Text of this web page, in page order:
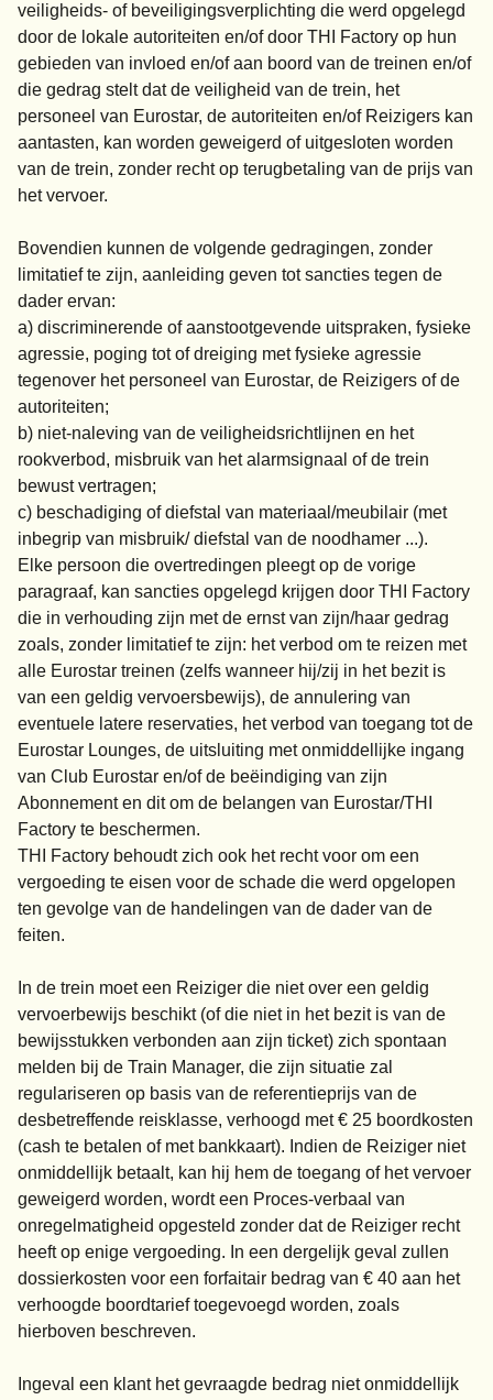
veiligheids- of beveiligingsverplichting die werd opgelegd
door de lokale autoriteiten en/of door THI Factory op hun
gebieden van invloed en/of aan boord van de treinen en/of
die gedrag stelt dat de veiligheid van de trein, het
personeel van Eurostar, de autoriteiten en/of Reizigers kan
aantasten, kan worden geweigerd of uitgesloten worden
van de trein, zonder recht op terugbetaling van de prijs van
het vervoer.
Bovendien kunnen de volgende gedragingen, zonder
limitatief te zijn, aanleiding geven tot sancties tegen de
dader ervan:
a) discriminerende of aanstootgevende uitspraken, fysieke
agressie, poging tot of dreiging met fysieke agressie
tegenover het personeel van Eurostar, de Reizigers of de
autoriteiten;
b) niet-naleving van de veiligheidsrichtlijnen en het
rookverbod, misbruik van het alarmsignaal of de trein
bewust vertragen;
c) beschadiging of diefstal van materiaal/meubilair (met
inbegrip van misbruik/ diefstal van de noodhamer ...).
Elke persoon die overtredingen pleegt op de vorige
paragraaf, kan sancties opgelegd krijgen door THI Factory
die in verhouding zijn met de ernst van zijn/haar gedrag
zoals, zonder limitatief te zijn: het verbod om te reizen met
alle Eurostar treinen (zelfs wanneer hij/zij in het bezit is
van een geldig vervoersbewijs), de annulering van
eventuele latere reservaties, het verbod van toegang tot de
Eurostar Lounges, de uitsluiting met onmiddellijke ingang
van Club Eurostar en/of de beëindiging van zijn
Abonnement en dit om de belangen van Eurostar/THI
Factory te beschermen.
THI Factory behoudt zich ook het recht voor om een
vergoeding te eisen voor de schade die werd opgelopen
ten gevolge van de handelingen van de dader van de
feiten.
In de trein moet een Reiziger die niet over een geldig
vervoerbewijs beschikt (of die niet in het bezit is van de
bewijsstukken verbonden aan zijn ticket) zich spontaan
melden bij de Train Manager, die zijn situatie zal
regulariseren op basis van de referentieprijs van de
desbetreffende reisklasse, verhoogd met € 25 boordkosten
(cash te betalen of met bankkaart). Indien de Reiziger niet
onmiddellijk betaalt, kan hij hem de toegang of het vervoer
geweigerd worden, wordt een Proces-verbaal van
onregelmatigheid opgesteld zonder dat de Reiziger recht
heeft op enige vergoeding. In een dergelijk geval zullen
dossierkosten voor een forfaitair bedrag van € 40 aan het
verhoogde boordtarief toegevoegd worden, zoals
hierboven beschreven.
Ingeval een klant het gevraagde bedrag niet onmiddellijk